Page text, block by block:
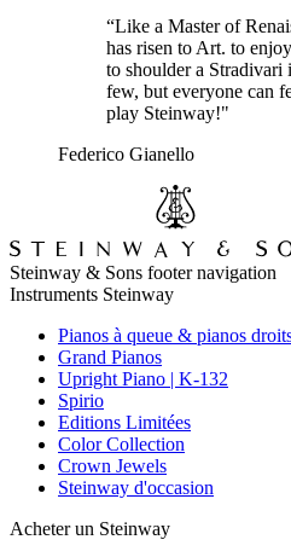
“Like a Master of
has risen to Art. to
to shoulder a Stradivari
few, but everyone can
play Steinway!"
Federico Gianello
Steinway & Sons footer navigation
Instruments Steinway
Pianos à queue & pianos
Grand Pianos
Upright Piano | K-132
Spirio
Editions Limitées
Color Collection
Crown Jewels
Steinway d'occasion
Acheter un Steinway